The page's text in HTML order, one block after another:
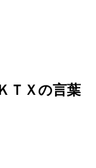
ＴＸの言葉